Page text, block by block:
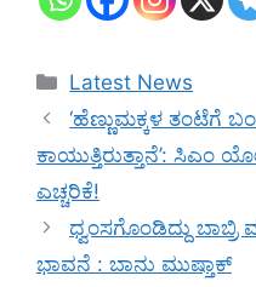
Categories
Latest News
‘ಹೆಣ್ಣುಮಕ್ಕಳ ತಂಟೆಗೆ
ಕಾಯುತ್ತಿರುತ್ತಾನೆ’:
ಎಚ್ಚರಿಕೆ!
ಧ್ವಂಸಗೊಂಡಿದ್ದು ಬಾಬ್ರಿ
ಭಾವನೆ : ಬಾನು ಮುಷ್ತಾಕ್